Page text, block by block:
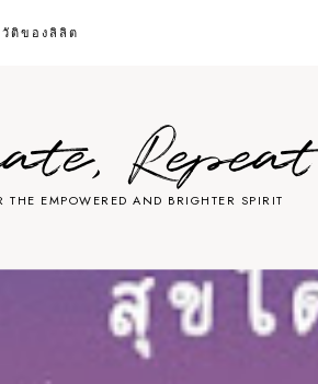
ติของลิลิต
Repeat
THE EMPOWERED AND BRIGHTER SPIRIT